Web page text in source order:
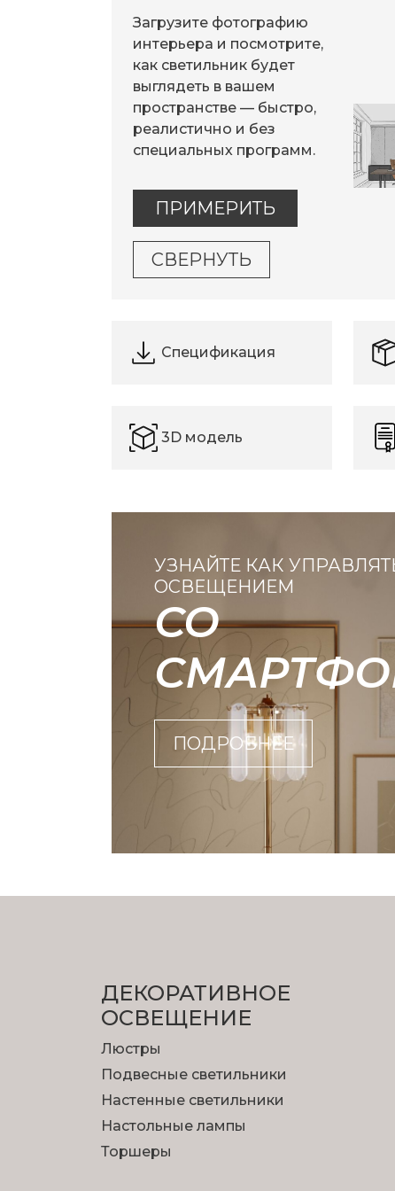
Загрузите фотографию
интерьера и посмотрите,
как светильник будет
выглядеть в вашем
пространстве — быстро,
реалистично и без
специальных программ.
ПРИМЕРИТЬ
СВЕРНУТЬ
Спецификация
3D модель
УЗНАЙТЕ КАК
ОСВЕЩЕНИЕМ
СО
ПОДРОБНЕЕ
ДЕКОРАТИВНОЕ
ОСВЕЩЕНИЕ
Люстры
Подвесные светильники
Настенные светильники
Настольные лампы
Торшеры